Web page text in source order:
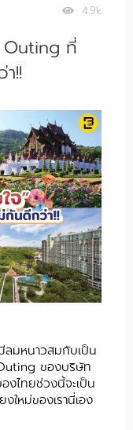
4.9k
Outing ที่
!!
หนาวสมกับเป็น
ของบริษัท
ไทยช่วงนี้จะเป็น
ใหม่ของเรานี่เอง